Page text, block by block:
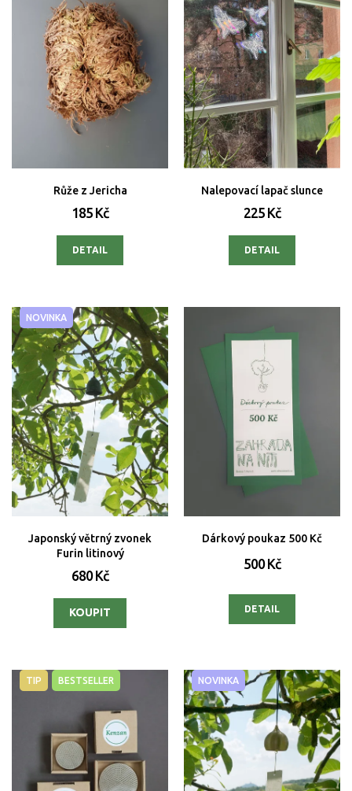
Růže z Jericha
185 Kč
DETAIL
Nalepovací lapač slunce
225 Kč
DETAIL
NOVINKA
Japonský větrný zvonek
Furin litinový
680 Kč
Dárkový poukaz 500 Kč
500 Kč
DETAIL
TIP BESTSELLER NOVINKA